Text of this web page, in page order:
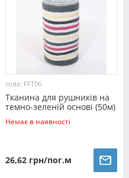
code: FFT06
Тканина для рушників на
темно-зеленій основі (50м)
Немає в наявності
26,62 грн/пог.м